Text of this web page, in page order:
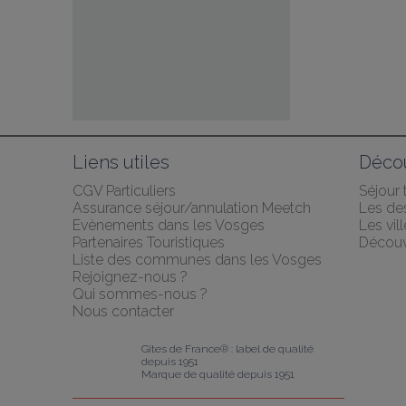
Liens utiles
CGV Particuliers
Assurance séjour/annulation Meetch
Evènements dans les Vosges
Partenaires Touristiques
Liste des communes dans les Vosges
Rejoignez-nous ?
Qui sommes-nous ?
Nous contacter
Séjour
Les
Les
Gîtes de France® : label de qualité
depuis 1951
Marque de qualité depuis 1951